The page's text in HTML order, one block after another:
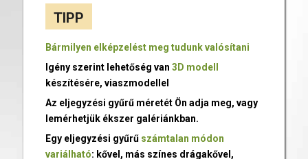
TIPP
Bármilyen elképzelést meg tudunk valósítani
Igény szerint lehetőség van 3D modell
készítésére, viaszmodellel
Az eljegyzési gyűrű méretét Ön adja meg, vagy
lemérhetjük ékszer galériánkban.
Egy eljegyzési gyűrű számtalan módon
variálható: kővel, más színes drágakővel,